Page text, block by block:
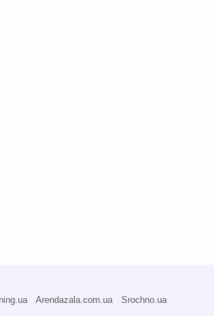
Arendazala.com.ua Srochno.ua